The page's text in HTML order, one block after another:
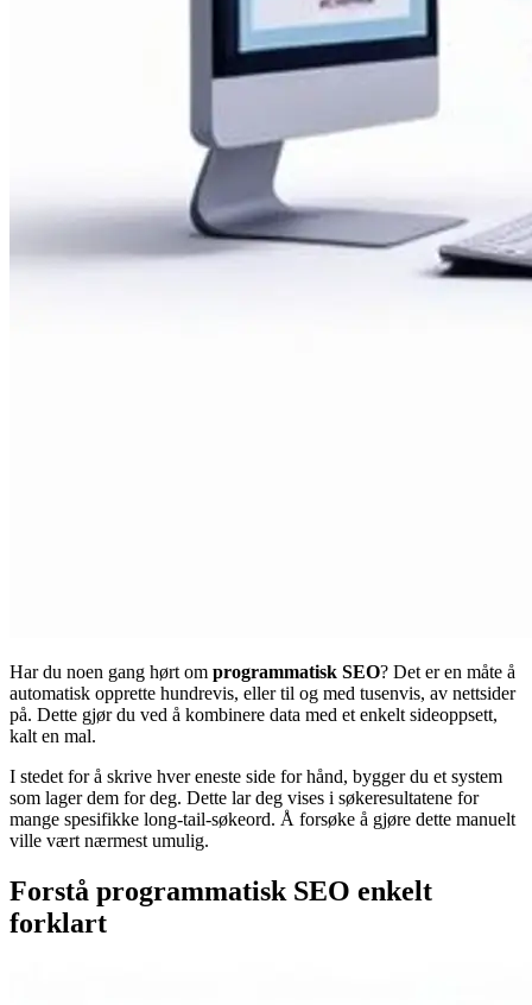
Har du noen gang hørt om programmatisk SEO? Det er en måte å
automatisk opprette hundrevis, eller til og med tusenvis, av nettsider
på. Dette gjør du ved å kombinere data med et enkelt sideoppsett,
kalt en mal.
I stedet for å skrive hver eneste side for hånd, bygger du et system
som lager dem for deg. Dette lar deg vises i søkeresultatene for
mange spesifikke long-tail-søkeord. Å forsøke å gjøre dette manuelt
ville vært nærmest umulig.
Forstå programmatisk SEO enkelt
forklart